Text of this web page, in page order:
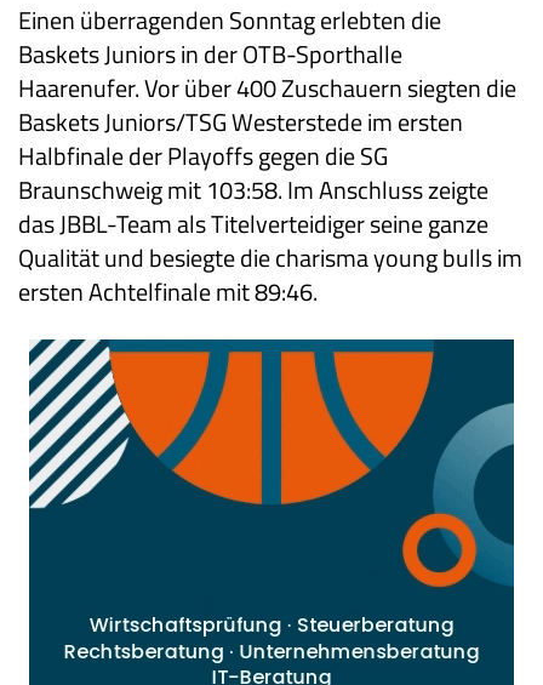
Einen überragenden Sonntag erlebten die
Baskets Juniors in der OTB-Sporthalle
Haarenufer. Vor über 400 Zuschauern siegten die
Baskets Juniors/TSG Westerstede im ersten
Halbfinale der Playoffs gegen die SG
Braunschweig mit 103:58. Im Anschluss zeigte
das JBBL-Team als Titelverteidiger seine ganze
Qualität und besiegte die charisma young bulls im
ersten Achtelfinale mit 89:46.